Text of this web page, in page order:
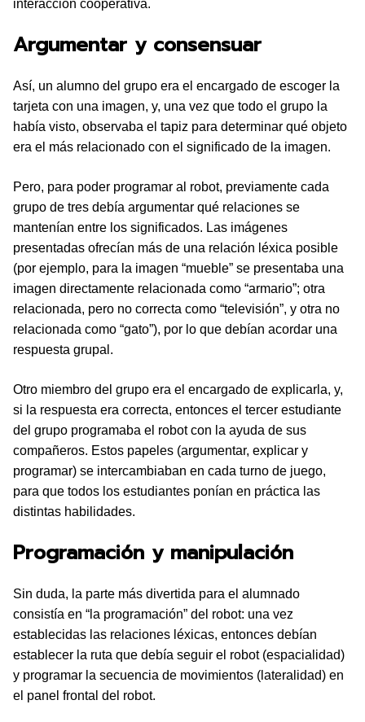
interacción cooperativa.
Argumentar y consensuar
Así, un alumno del grupo era el encargado de escoger la
tarjeta con una imagen, y, una vez que todo el grupo la
había visto, observaba el tapiz para determinar qué objeto
era el más relacionado con el significado de la imagen.
Pero, para poder programar al robot, previamente cada
grupo de tres debía argumentar qué relaciones se
mantenían entre los significados. Las imágenes
presentadas ofrecían más de una relación léxica posible
(por ejemplo, para la imagen “mueble” se presentaba una
imagen directamente relacionada como “armario”; otra
relacionada, pero no correcta como “televisión”, y otra no
relacionada como “gato”), por lo que debían acordar una
respuesta grupal.
Otro miembro del grupo era el encargado de explicarla, y,
si la respuesta era correcta, entonces el tercer estudiante
del grupo programaba el robot con la ayuda de sus
compañeros. Estos papeles (argumentar, explicar y
programar) se intercambiaban en cada turno de juego,
para que todos los estudiantes ponían en práctica las
distintas habilidades.
Programación y manipulación
Sin duda, la parte más divertida para el alumnado
consistía en “la programación” del robot: una vez
establecidas las relaciones léxicas, entonces debían
establecer la ruta que debía seguir el robot (espacialidad)
y programar la secuencia de movimientos (lateralidad) en
el panel frontal del robot.